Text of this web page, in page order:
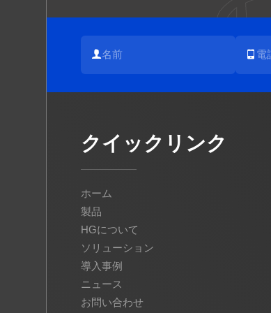
クイックリンク
ホーム
製品
HGについて
ソリューション
導入事例
ニュース
お問い合わせ